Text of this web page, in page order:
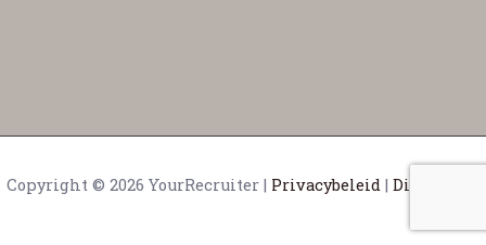
Copyright © 2026 YourRecruiter | Privacybeleid| Disclaimer